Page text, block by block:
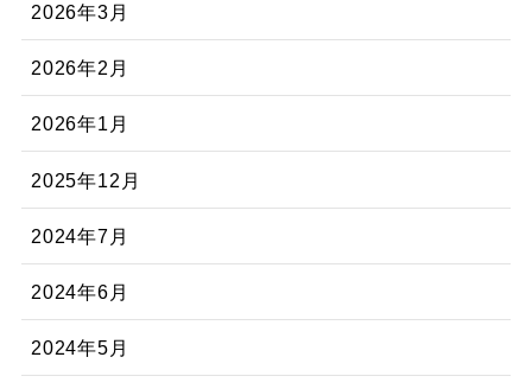
2026年3月
2026年2月
2026年1月
2025年12月
2024年7月
2024年6月
2024年5月